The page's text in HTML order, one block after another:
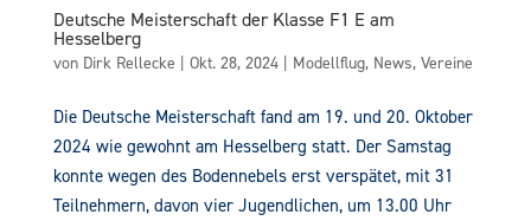
Deutsche Meisterschaft der Klasse F1 E am
Hesselberg
von Dirk Rellecke | Okt. 28, 2024| Modellflug, News, Vereine
Die Deutsche Meisterschaft fand am 19. und 20. Oktober
2024 wie gewohnt am Hesselberg statt. Der Samstag
konnte wegen des Bodennebels erst verspätet, mit 31
Teilnehmern, davon vier Jugendlichen, um 13.00 Uhr